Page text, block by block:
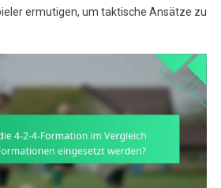
ermutigen, um taktische Ansätze zu